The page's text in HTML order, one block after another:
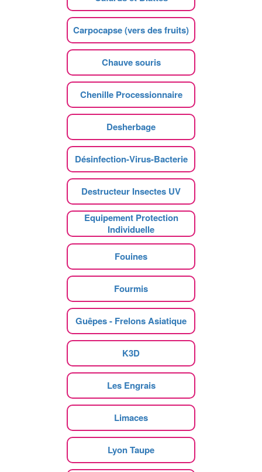
Carpocapse (vers des fruits)
Chauve souris
Chenille Processionnaire
Desherbage
Désinfection-Virus-Bacterie
Destructeur Insectes UV
Equipement Protection
Individuelle
Fouines
Fourmis
Guêpes - Frelons Asiatique
K3D
Les Engrais
Limaces
Lyon Taupe